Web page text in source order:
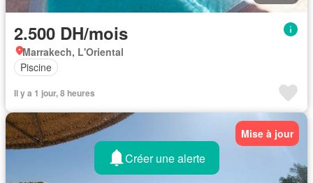
2.500 DH/mois
Marrakech, L'Oriental
Piscine
Il y a 1 jour, 8 heures
Mise à jour
Créer une alerte